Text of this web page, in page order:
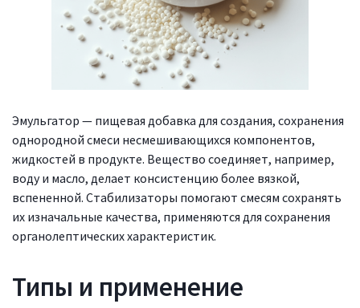
Эмульгатор — пищевая добавка для создания, сохранения
однородной смеси несмешивающихся компонентов,
жидкостей в продукте. Вещество соединяет, например,
воду и масло, делает консистенцию более вязкой,
вспененной. Стабилизаторы помогают смесям сохранять
их изначальные качества, применяются для сохранения
органолептических характеристик.
Типы и применение